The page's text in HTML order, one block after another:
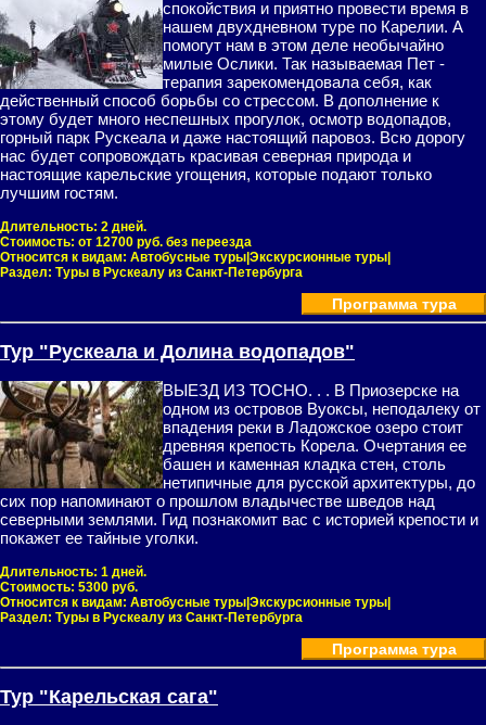
спокойствия и приятно провести время в
нашем двухдневном туре по Карелии. А
помогут нам в этом деле необычайно
милые Ослики. Так называемая Пет -
терапия зарекомендовала себя, как
действенный способ борьбы со стрессом. В дополнение к
этому будет много неспешных прогулок, осмотр водопадов,
горный парк Рускеала и даже настоящий паровоз. Всю дорогу
нас будет сопровождать красивая северная природа и
настоящие карельские угощения, которые подают только
лучшим гостям.
Длительность: 2 дней.
Стоимость: от 12700 руб. без переезда
Относится к видам: Автобусные туры|Экскурсионные туры|
Раздел: Туры в Рускеалу из Санкт-Петербурга
Программа тура
Тур "Рускеала и Долина водопадов"
ВЫЕЗД ИЗ ТОСНО. . . В Приозерске на
одном из островов Вуоксы, неподалеку от
впадения реки в Ладожское озеро стоит
древняя крепость Корела. Очертания ее
башен и каменная кладка стен, столь
нетипичные для русской архитектуры, до
сих пор напоминают о прошлом владычестве шведов над
северными землями. Гид познакомит вас с историей крепости и
покажет ее тайные уголки.
Длительность: 1 дней.
Стоимость: 5300 руб.
Относится к видам: Автобусные туры|Экскурсионные туры|
Раздел: Туры в Рускеалу из Санкт-Петербурга
Программа тура
Тур "Карельская сага"